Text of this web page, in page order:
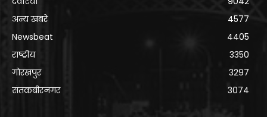
अन्य खबरे
4577
Newsbeat
4405
राष्ट्रीय
3350
गोरखपुर
3297
संतकबीरनगर
3074